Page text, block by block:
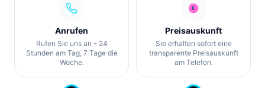
Anrufen
Rufen Sie uns an - 24
Stunden am Tag, 7 Tage die
Woche.
Preisauskunft
Sie erhalten sofort eine
transparente Preisauskunft
am Telefon.